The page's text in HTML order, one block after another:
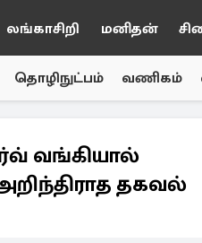
லங்காசிறி மனிதன்
தொழிநுட்பம் வணிகம்
வங்கியால்
தகவல்